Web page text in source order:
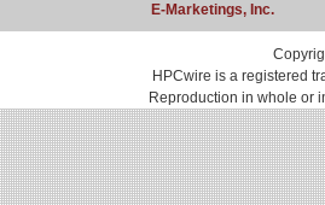
E-Marketings, Inc.
HPCwire is a registered
Reproduction in whole or